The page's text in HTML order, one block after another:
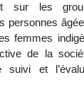
sur les
personnes
femmes
de la
suivi et